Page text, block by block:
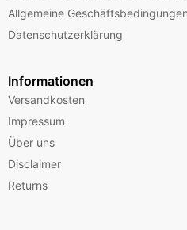
Allgemeine Geschäftsbedingungen
Datenschutzerklärung
Informationen
Versandkosten
Impressum
Über uns
Disclaimer
Returns